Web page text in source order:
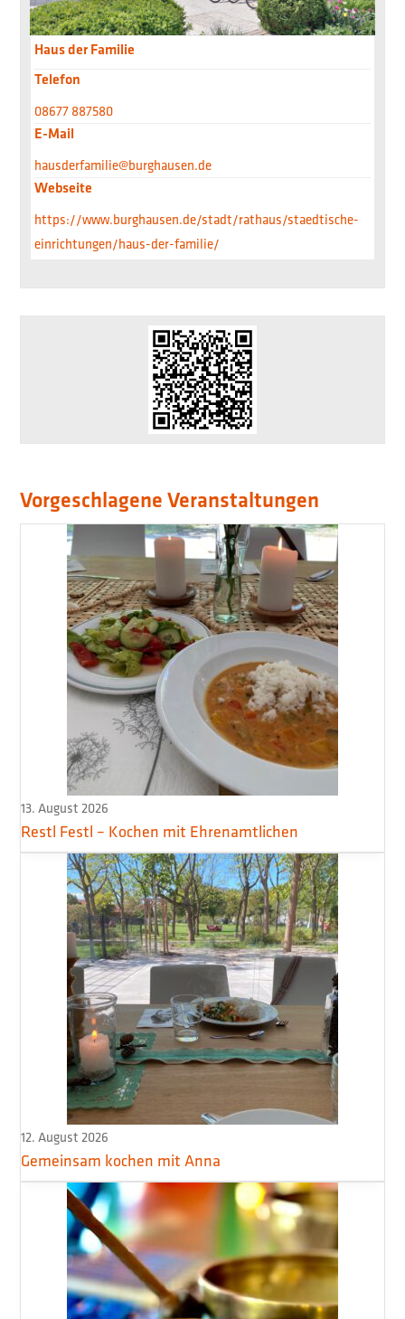
Haus der Familie
Telefon
08677 887580
E-Mail
hausderfamilie@burghausen.de
Webseite
https://www.burghausen.de/stadt/rathaus/staedtische-
einrichtungen/haus-der-familie/
Vorgeschlagene Veranstaltungen
13. August 2026
Restl Festl – Kochen mit Ehrenamtlichen
12. August 2026
Gemeinsam kochen mit Anna